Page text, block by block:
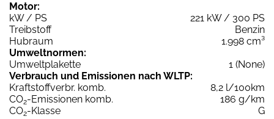
Motor:
kW / PS
221 kW / 300 PS
Treibstoff
Benzin
Hubraum
1.998 cm³
Umweltnormen:
Umweltplakette
1 (None)
Verbrauch und Emissionen nach WLTP:
Kraftstoffverbr. komb.
8,2 l/100km
CO2-Emissionen komb.
186 g/km
CO2-Klasse
G